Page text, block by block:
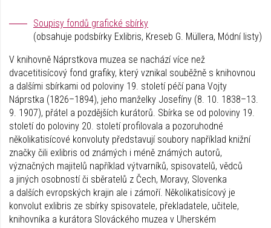
Soupisy fondů grafické sbírky
(obsahuje podsbírky Exlibris, Kreseb G. Müllera, Módní listy)
V knihovně Náprstkova muzea se nachází více než
dvacetitisícový fond grafiky, který vznikal souběžně s knihovnou
a dalšími sbírkami od poloviny 19. století péčí pana Vojty
Náprstka (1826–1894), jeho manželky Josefíny (8. 10. 1838–13.
9. 1907), přátel a pozdějších kurátorů. Sbírka se od poloviny 19.
století do poloviny 20. století profilovala a pozoruhodné
několikatisícové konvoluty představují soubory například knižní
značky čili exlibris od známých i méně známých autorů,
význačných majitelů například výtvarníků, spisovatelů, vědců
a jiných osobností či sběratelů z Čech, Moravy, Slovenka
a dalších evropských krajin ale i zámoří. Několikatisícový je
konvolut exlibris ze sbírky spisovatele, překladatele, učitele,
knihovníka a kurátora Slováckého muzea v Uherském